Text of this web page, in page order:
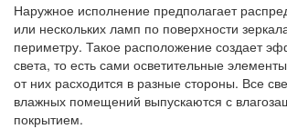
Наружное исполнение предполагает
или нескольких ламп по поверхности
периметру. Такое расположение создает
света, то есть сами осветительные
от них расходится в разные стороны. Все
влажных помещений выпускаются с
покрытием.